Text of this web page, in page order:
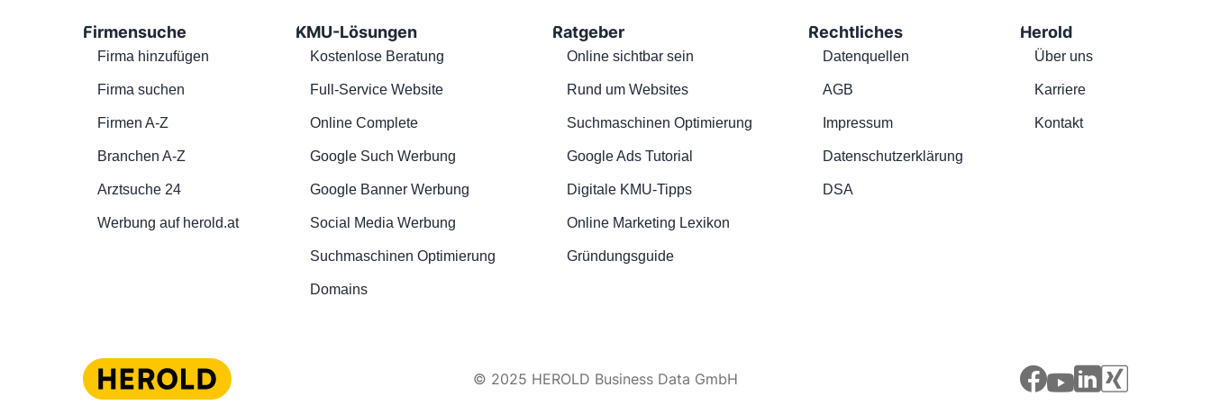
Firmensuche
Firma hinzufügen
Firma suchen
Firmen A-Z
Branchen A-Z
Arztsuche 24
Werbung auf herold.at
KMU-Lösungen
Kostenlose Beratung
Full-Service Website
Online Complete
Google Such Werbung
Google Banner Werbung
Social Media Werbung
Suchmaschinen Optimierung
Domains
Ratgeber
Online sichtbar sein
Rund um Websites
Suchmaschinen Optimierung
Google Ads Tutorial
Digitale KMU-Tipps
Online Marketing Lexikon
Gründungsguide
Rechtliches
Datenquellen
AGB
Impressum
Datenschutzerklärung
DSA
Herold
Über uns
Karriere
Kontakt
© 2025 HEROLD Business Data GmbH